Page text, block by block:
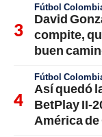
Fútbol
David
compite,
buen
Fútbol
Así quedó
BetPlay II-
América de